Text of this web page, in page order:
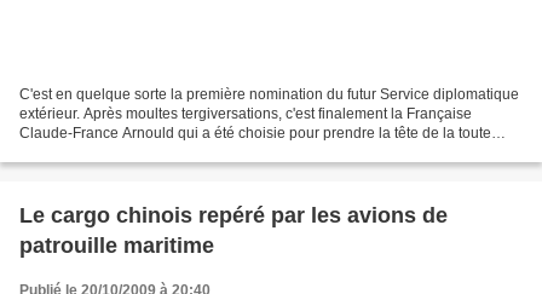
C'est en quelque sorte la première nomination du futur Service diplomatique
extérieur. Après moultes tergiversations, c'est finalement la Française
Claude-France Arnould qui a été choisie pour prendre la tête de la toute
Le cargo chinois repéré par les avions de
patrouille maritime